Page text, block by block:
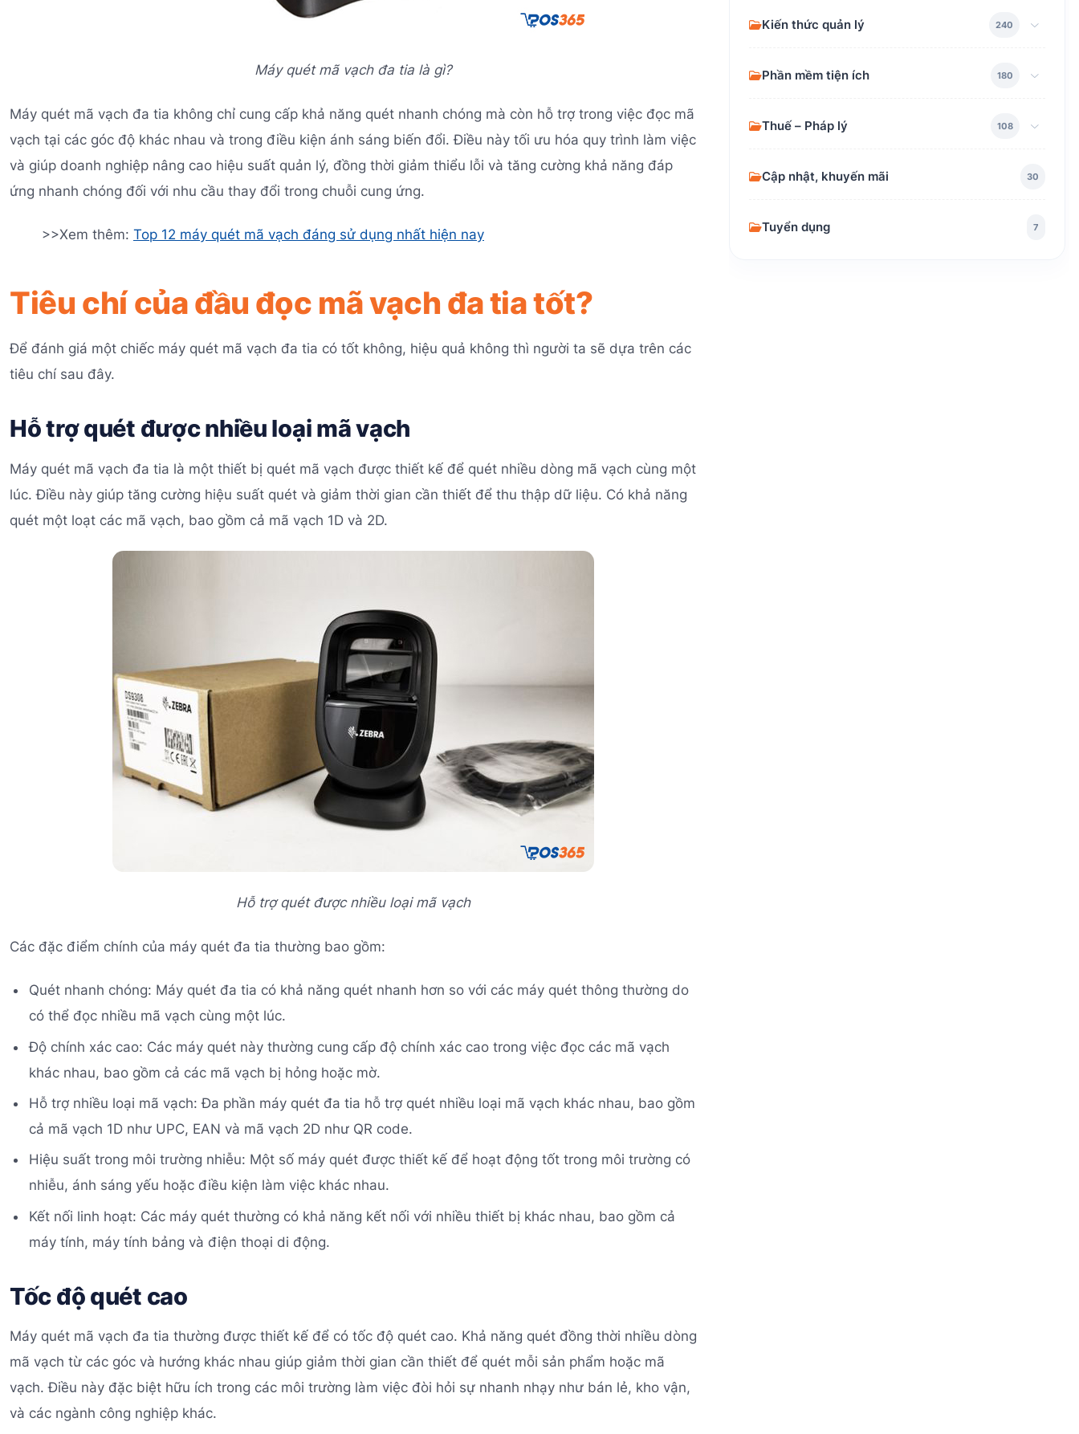
Máy quét mã vạch đa tia là gì?
Máy quét mã vạch đa tia không chỉ cung cấp khả năng quét nhanh chóng mà còn hỗ trợ trong việc đọc mã
vạch tại các góc độ khác nhau và trong điều kiện ánh sáng biến đổi. Điều này tối ưu hóa quy trình làm việc
và giúp doanh nghiệp nâng cao hiệu suất quản lý, đồng thời giảm thiểu lỗi và tăng cường khả năng đáp
ứng nhanh chóng đối với nhu cầu thay đổi trong chuỗi cung ứng.
>>Xem thêm: Top 12 máy quét mã vạch đáng sử dụng nhất hiện nay
Tiêu chí của đầu đọc mã vạch đa tia tốt?
Để đánh giá một chiếc máy quét mã vạch đa tia có tốt không, hiệu quả không thì người ta sẽ dựa trên các
tiêu chí sau đây.
Hỗ trợ quét được nhiều loại mã vạch
Máy quét mã vạch đa tia là một thiết bị quét mã vạch được thiết kế để quét nhiều dòng mã vạch cùng một
lúc. Điều này giúp tăng cường hiệu suất quét và giảm thời gian cần thiết để thu thập dữ liệu. Có khả năng
quét một loạt các mã vạch, bao gồm cả mã vạch 1D và 2D.
Hỗ trợ quét được nhiều loại mã vạch
Các đặc điểm chính của máy quét đa tia thường bao gồm:
Quét nhanh chóng: Máy quét đa tia có khả năng quét nhanh hơn so với các máy quét thông thường do
có thể đọc nhiều mã vạch cùng một lúc.
Độ chính xác cao: Các máy quét này thường cung cấp độ chính xác cao trong việc đọc các mã vạch
khác nhau, bao gồm cả các mã vạch bị hỏng hoặc mờ.
Hỗ trợ nhiều loại mã vạch: Đa phần máy quét đa tia hỗ trợ quét nhiều loại mã vạch khác nhau, bao gồm
cả mã vạch 1D như UPC, EAN và mã vạch 2D như QR code.
Hiệu suất trong môi trường nhiễu: Một số máy quét được thiết kế để hoạt động tốt trong môi trường có
nhiễu, ánh sáng yếu hoặc điều kiện làm việc khác nhau.
Kết nối linh hoạt: Các máy quét thường có khả năng kết nối với nhiều thiết bị khác nhau, bao gồm cả
máy tính, máy tính bảng và điện thoại di động.
Tốc độ quét cao
Máy quét mã vạch đa tia thường được thiết kế để có tốc độ quét cao. Khả năng quét đồng thời nhiều dòng
mã vạch từ các góc và hướng khác nhau giúp giảm thời gian cần thiết để quét mỗi sản phẩm hoặc mã
vạch. Điều này đặc biệt hữu ích trong các môi trường làm việc đòi hỏi sự nhanh nhạy như bán lẻ, kho vận,
và các ngành công nghiệp khác.
Kiến thức quản lý 240
Phần mềm tiện ích 180
Thuế – Pháp lý 108
Cập nhật, khuyến mãi 30
Tuyển dụng 7